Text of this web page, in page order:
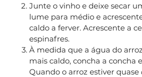
Junte o vinho e deixe secar
lume para médio e
caldo a ferver. Acrescente a
espinafres.
À medida que a água do
mais caldo, concha a concha
Quando o arroz estiver quase